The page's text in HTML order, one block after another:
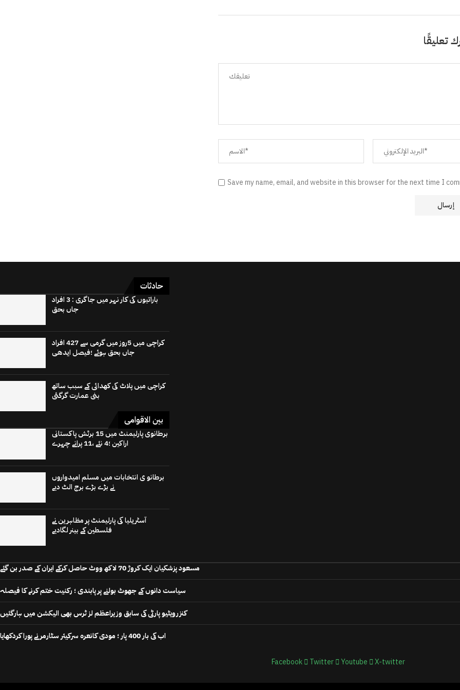
تعليقًا
Save my name, email, and website in this browser for the next time I
حادثات
باراتیوں کی کار نہر میں جاگری : 3 افراد
جاں بحق
کراچی میں 5روز میں گرمی سے 427 افراد
جاں بحق ہوئے ؛فیصل ایدھی
کراچی میں پلاٹ کی کھدائی کے سبب ساتھ
بنی عمارت گرگئی
بین الاقوامی
برطانوی پارلیمنٹ میں 15 برٹش پاکستانی
اراکین ؛4 نئے ،11 پرانے چہرے
برطانو ی انتخابات میں مسلم امیدواروں
نے بڑے بڑے برج الٹ دیے
آسٹریلیا کی پارلیمنٹ پر مظاہرین نے
فلسطین کے بینر لگادیے
مسعود پزشکیان ایک کروڑ 70 لاکھ ووٹ حاصل کرکے ایران کے صدر بن گئے
سیاست دانوں کے جھوٹ بولنے پر پابندی ؛ رکنیت ختم کرنے کا فیصلہ
کنزرویٹیو پارٹی کی سابق وزیراعظم لز ٹرس بھی الیکشن میں ہارگئیں
اب کی بار 400 پار ؛ مودی کانعرہ سرکیئر سٹارمر نے پورا کردکھایا
Facebook Twitter Youtube X-twitter